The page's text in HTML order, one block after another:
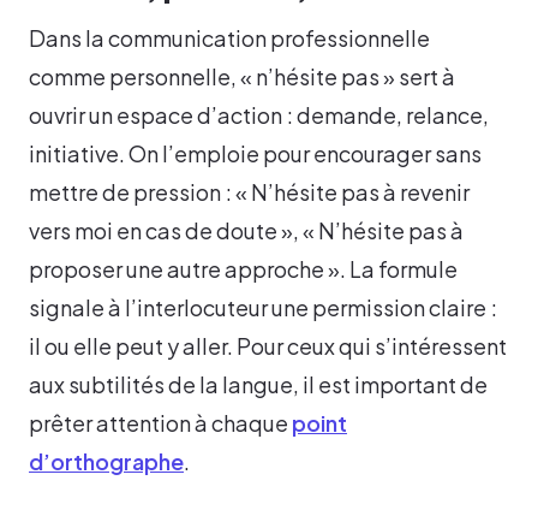
Dans la communication professionnelle
comme personnelle, « n’hésite pas » sert à
ouvrir un espace d’action : demande, relance,
initiative. On l’emploie pour encourager sans
mettre de pression : « N’hésite pas à revenir
vers moi en cas de doute », « N’hésite pas à
proposer une autre approche ». La formule
signale à l’interlocuteur une permission claire :
il ou elle peut y aller. Pour ceux qui s’intéressent
aux subtilités de la langue, il est important de
prêter attention à chaque point
d’orthographe.